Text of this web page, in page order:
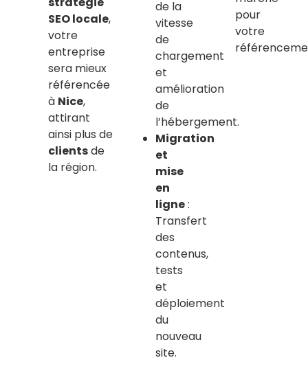
SEO locale,
votre
entreprise
sera mieux
référencée
à Nice,
attirant
ainsi plus de
clientsde
la région.
de la
vitesse
de
chargement
et
amélioration
de
l’hébergement.
Migration
et
mise
en
ligne:
Transfert
des
contenus,
tests
et
déploiement
du
nouveau
site.
pour
votre